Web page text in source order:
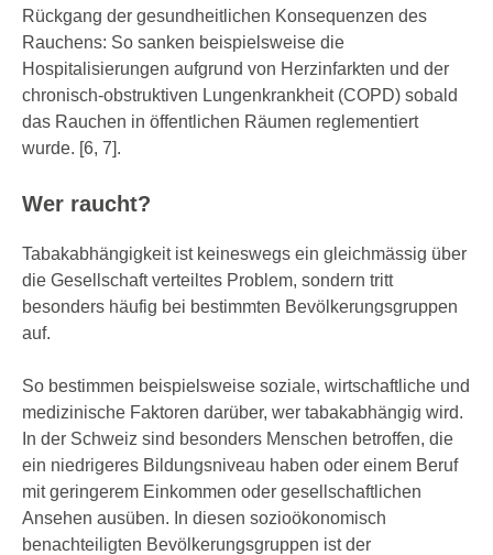
Rückgang der gesundheitlichen Konsequenzen des
Rauchens: So sanken beispielsweise die
Hospitalisierungen aufgrund von Herzinfarkten und der
chronisch-obstruktiven Lungenkrankheit (COPD) sobald
das Rauchen in öffentlichen Räumen reglementiert
wurde. [6, 7].
Wer raucht?
Tabakabhängigkeit ist keineswegs ein gleichmässig über
die Gesellschaft verteiltes Problem, sondern tritt
besonders häufig bei bestimmten Bevölkerungsgruppen
auf.
So bestimmen beispielsweise soziale, wirtschaftliche und
medizinische Faktoren darüber, wer tabakabhängig wird.
In der Schweiz sind besonders Menschen betroffen, die
ein niedrigeres Bildungsniveau haben oder einem Beruf
mit geringerem Einkommen oder gesellschaftlichen
Ansehen ausüben. In diesen sozioökonomisch
benachteiligten Bevölkerungsgruppen ist der